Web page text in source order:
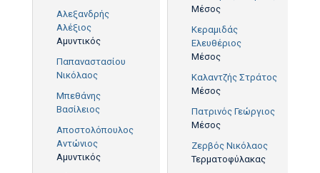
Αλεξανδρής
Αλέξιος
Αμυντικός
Παπαναστασίου
Νικόλαος
Μπεθάνης
Βασίλειος
Αποστολόπουλος
Αντώνιος
Αμυντικός
Μέσος
Κεραμιδάς
Ελευθέριος
Μέσος
Καλαντζής Στράτος
Μέσος
Πατρινός Γεώργιος
Μέσος
Ζερβός Νικόλαος
Τερματοφύλακας